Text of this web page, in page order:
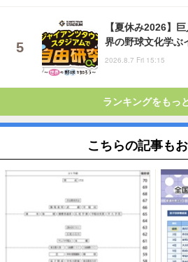
【夏休み2026】
界の野球文化学ぶ
2026.8.7 Fri 15:15
ランキングをもっ
こちらの記事も